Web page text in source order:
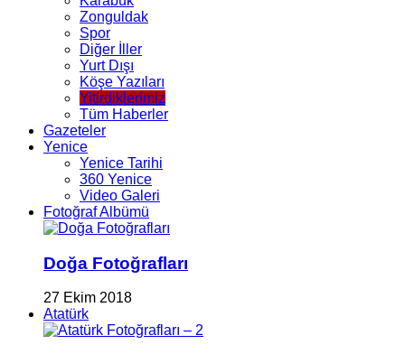
Zonguldak
Spor
Diğer İller
Yurt Dışı
Köşe Yazıları
Yitirdiklerimiz
Tüm Haberler
Gazeteler
Yenice
Yenice Tarihi
360 Yenice
Video Galeri
Fotoğraf Albümü
Doğa Fotoğrafları
27 Ekim 2018
Atatürk